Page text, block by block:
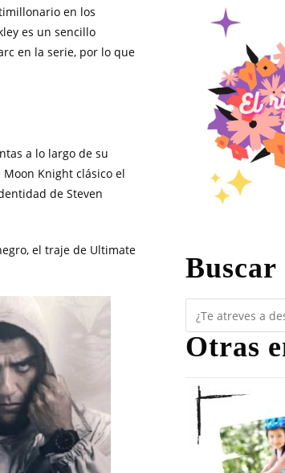
en los
es un sencillo
en la serie, por lo que
a lo largo de su
Knight clásico el
de Steven
el traje de Ultimate
Buscar
Otras